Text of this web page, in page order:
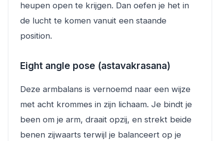
heupen open te krijgen. Dan oefen je het in
de lucht te komen vanuit een staande
position.
Eight angle pose (astavakrasana)
Deze armbalans is vernoemd naar een wijze
met acht krommes in zijn lichaam. Je bindt je
been om je arm, draait opzij, en strekt beide
benen zijwaarts terwijl je balanceert op je